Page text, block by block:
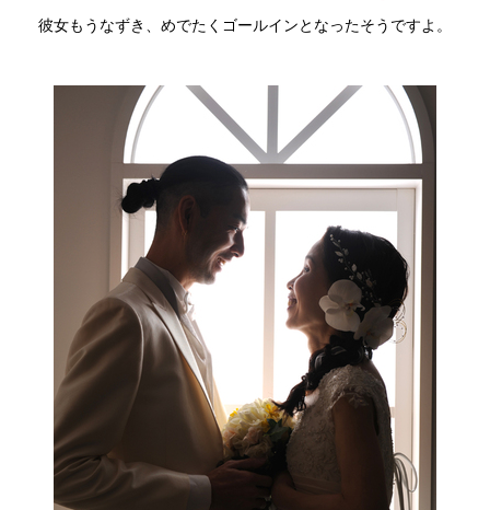
彼女もうなずき、めでたくゴールインとなったそうですよ。